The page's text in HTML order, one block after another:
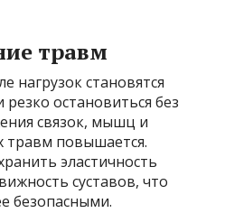
травм
нагрузок становятся
остановиться без
связок, мышц и
травм повышается.
эластичность
суставов, что
безопасными.